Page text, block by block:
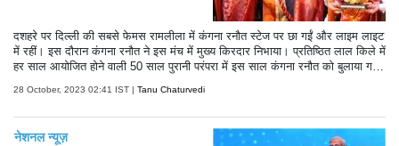
दशहरे पर दिल्ली की सबसे फेमस रामलीला में कंगना रनौत स्टेज पर छा गईं और लाइम लाइट
में रहीं। इस दौरान कंगना रनौत ने इस मंच में मुख्य किरदार निभाया। प्रतिष्ठित लाल किले में
हर साल आयोजित होने वाली 50 साल पुरानी परंपरा में इस साल कंगना रनौत को बुलाया ग
किया। हालांकि तमाम कोशिशों के बाद भी वह रावण दहन नहीं कर सकीं।
28 October, 2023 02:41 IST | Tanu Chaturvedi
नेशनल न्यूज़